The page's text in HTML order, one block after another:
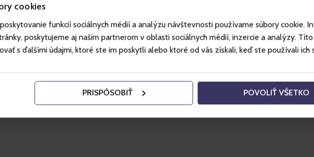
cookies
funkcií sociálnych médií a analýzu návštevnosti používame súbory cookie.
poskytujeme aj našim partnerom v oblasti sociálnych médií, inzercie a analýzy.
s ďalšími údajmi, ktoré ste im poskytli alebo ktoré od vás získali, keď ste používali ich
PRISPÔSOBIŤ POVOLIŤ VŠETKO
azt
and we will contact you as soon
File your complaint comfortably via our online
or by using one of our methods.
Tovább a reklamációkhoz